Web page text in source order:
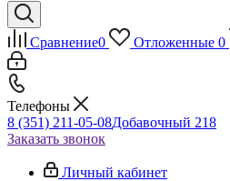
Сравнение0 Отложенные 0
Телефоны
8 (351) 211-05-08Добавочный 218
Заказать звонок
Личный кабинет